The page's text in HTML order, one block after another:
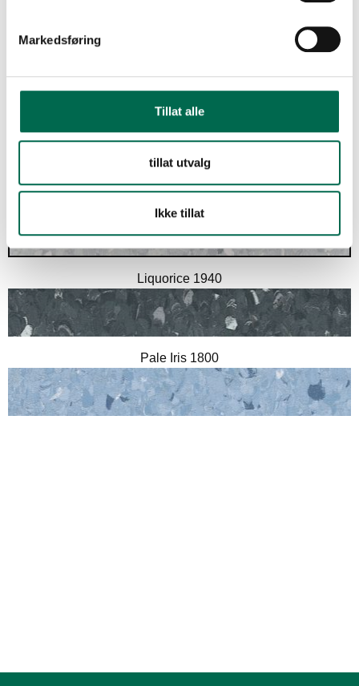
Markedsføring
Tillat alle
tillat utvalg
Ikke tillat
Grey Marl 1930
Liquorice 1940
Pale Iris 1800